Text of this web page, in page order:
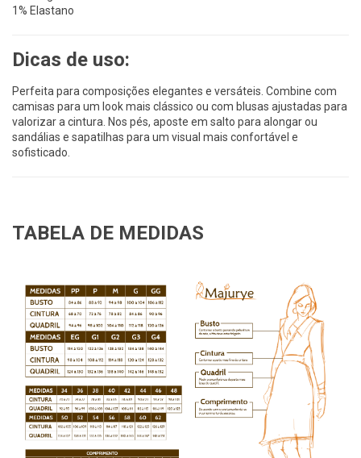
1% Elastano
Dicas de uso:
Perfeita para composições elegantes e versáteis. Combine com
camisas para um look mais clássico ou com blusas ajustadas para
valorizar a cintura. Nos pés, aposte em salto para alongar ou
sandálias e sapatilhas para um visual mais confortável e
sofisticado.
TABELA DE MEDIDAS